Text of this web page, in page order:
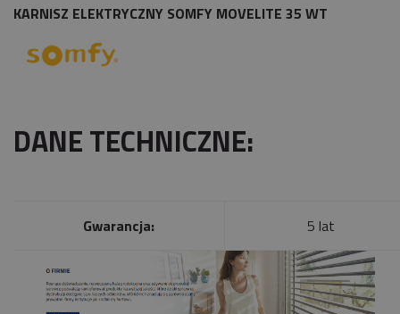
KARNISZ ELEKTRYCZNY SOMFY MOVELITE 35 WT
DANE TECHNICZNE:
Gwarancja: 5 lat